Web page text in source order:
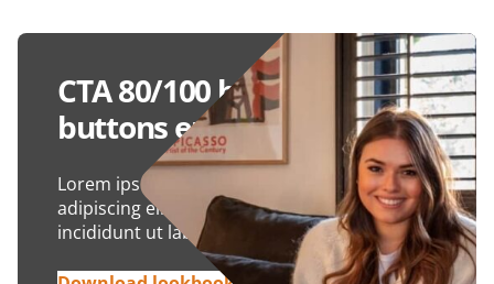
CTA 80/100 breedte alleen
buttons en afbeelding
Lorem ipsum dolor sit amet, consectetur
adipiscing elit, sed do eiusmod tempor
incididunt ut labore et dolore magna aliqua.